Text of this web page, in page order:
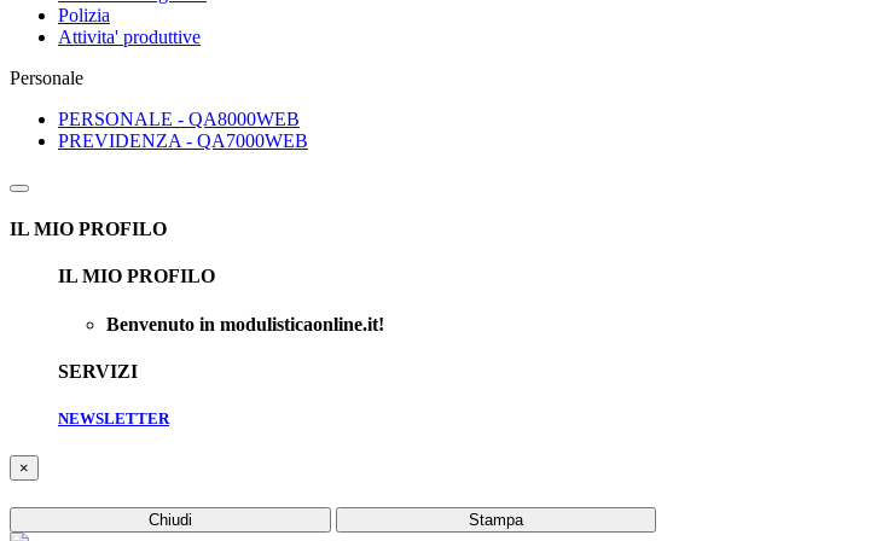
Polizia
Attivita' produttive
Personale
PERSONALE - QA8000WEB
PREVIDENZA - QA7000WEB
IL MIO PROFILO
IL MIO PROFILO
Benvenuto in modulisticaonline.it!
SERVIZI
NEWSLETTER
×
Chiudi Stampa